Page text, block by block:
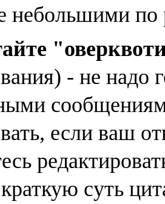
небольшими по
- не надо
если ваш
суть